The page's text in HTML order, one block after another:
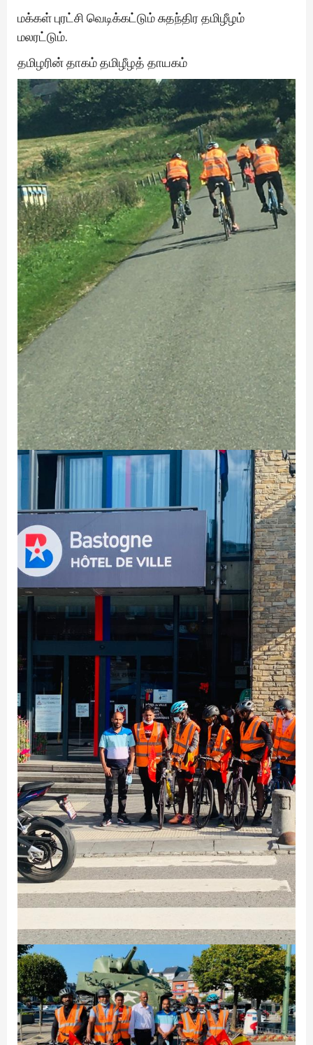
மக்கள் புரட்சி வெடிக்கட்டும் சுதந்திர தமிழீழம்
மலரட்டும்.
தமிழரின் தாகம் தமிழீழத் தாயகம்